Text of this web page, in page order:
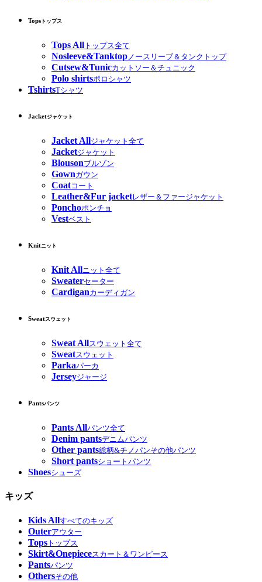
Tops トップス
Tops All トップス全て
Nosleeve&Tanktop ノースリーブ＆タンクトップ
Cutsew&Tunicカットソー＆チュニック
Polo shirtsポロシャツ
TshirtsTシャツ
Jacketジャケット
Jacket Allジャケット全て
Jacketジャケット
Blousonブルゾン
Gownガウン
Coatコート
Leather&Fur jacketレザー＆ファージャケット
Ponchoポンチョ
Vestベスト
Knitニット
Knit Allニット全て
Sweaterセーター
Cardiganカーディガン
Sweatスウェット
Sweat Allスウェット全て
Sweatスウェット
Parkaパーカ
Jerseyジャージ
Pantsパンツ
Pants Allパンツ全て
Denim pantsデニムパンツ
Other pants総柄&チノパンその他パンツ
Short pantsショートパンツ
Shoesシューズ
キッズ
Kids Allすべてのキッズ
Outerアウター
Tops トップス
Skirt&Onepieceスカート＆ワンピース
Pantsパンツ
Othersその他